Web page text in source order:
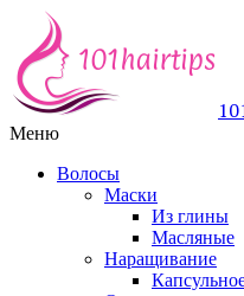
Меню
Волосы
Маски
Из глины
Масляные
Наращивание